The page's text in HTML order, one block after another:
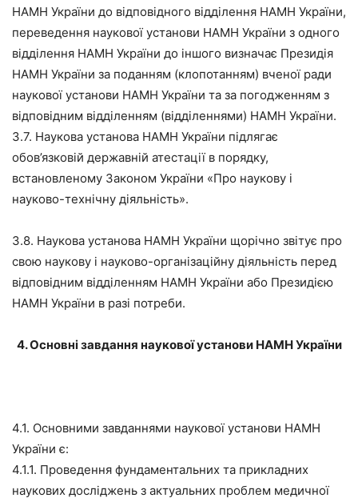
НАМН України до відповідного відділення НАМН України,
переведення наукової установи НАМН України з одного
відділення НАМН України до іншого визначає Президія
НАМН України за поданням (клопотанням) вченої ради
наукової установи НАМН України та за погодженням з
відповідним відділенням (відділеннями) НАМН України.
3.7. Наукова установа НАМН України підлягає
обов’язковій державній атестації в порядку,
встановленому Законом України «Про наукову і
науково-технічну діяльність».
3.8. Наукова установа НАМН України щорічно звітує про
свою наукову і науково-організаційну діяльність перед
відповідним відділенням НАМН України або Президією
НАМН України в разі потреби.
4. Основні завдання наукової установи НАМН України
4.1. Основними завданнями наукової установи НАМН
України є:
4.1.1. Проведення фундаментальних та прикладних
наукових досліджень з актуальних проблем медичної